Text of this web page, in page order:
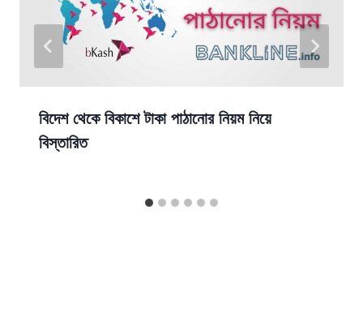
বিদেশ থেকে বিকাশে টাকা পাঠানোর নিয়ম নিয়ে
বিস্তারিত